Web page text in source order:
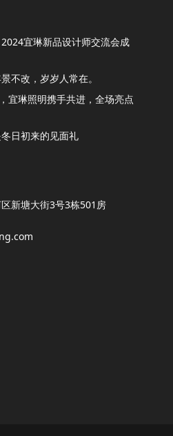
宜琳新品设计师交流会成
不改，岁岁人常在。
宜琳照明携手共进，全场亮点
冬日初来的见面礼
新塘大街3号3栋501房